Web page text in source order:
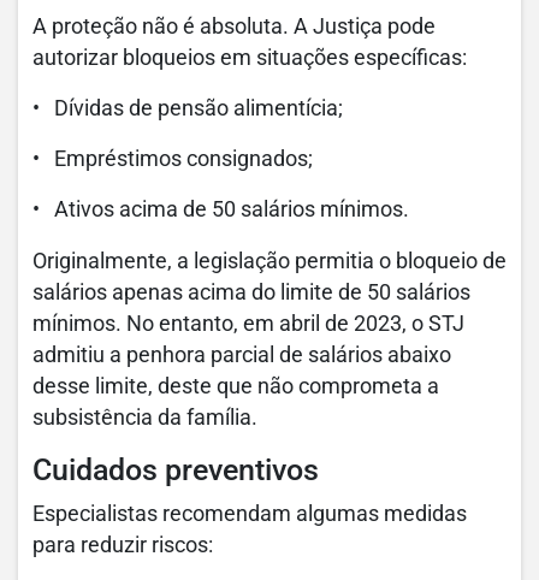
A proteção não é absoluta. A Justiça pode
autorizar bloqueios em situações específicas:
• Dívidas de pensão alimentícia;
• Empréstimos consignados;
• Ativos acima de 50 salários mínimos.
Originalmente, a legislação permitia o bloqueio de
salários apenas acima do limite de 50 salários
mínimos. No entanto, em abril de 2023, o STJ
admitiu a penhora parcial de salários abaixo
desse limite, deste que não comprometa a
subsistência da família.
Cuidados preventivos
Especialistas recomendam algumas medidas
para reduzir riscos: